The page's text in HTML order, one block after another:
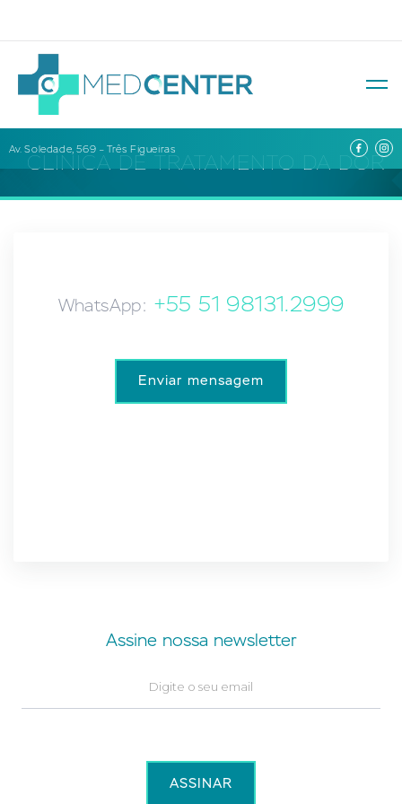
Av. Soledade, 569 – Três Figueiras
CLÍNICA DE TRATAMENTO DA DOR
WhatsApp: +55 51 98131.2999
Enviar mensagem
Assine nossa newsletter